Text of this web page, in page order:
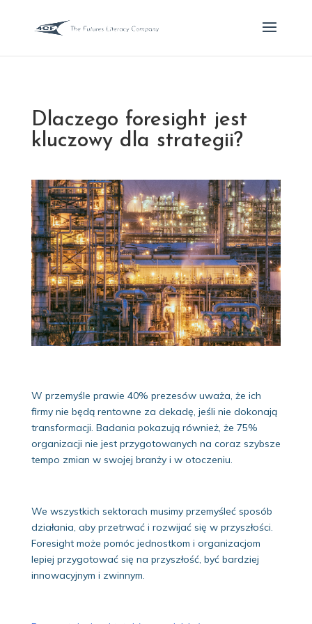
Dlaczego foresight jest
kluczowy dla strategii?
W przemyśle prawie 40% prezesów uważa, że ich
firmy nie będą rentowne za dekadę, jeśli nie dokonają
transformacji. Badania pokazują również, że 75%
organizacji nie jest przygotowanych na coraz szybsze
tempo zmian w swojej branży i w otoczeniu.
We wszystkich sektorach musimy przemyśleć sposób
działania, aby przetrwać i rozwijać się w przyszłości.
Foresight może pomóc jednostkom i organizacjom
lepiej przygotować się na przyszłość, być bardziej
innowacyjnym i zwinnym.